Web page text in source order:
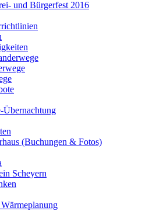
und Bürgerfest 2016
Übernachtung
(Buchungen & Fotos)
Scheyern